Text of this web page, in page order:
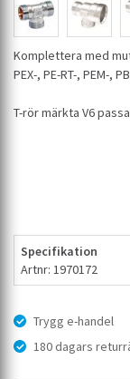
Komplettera med
PEX-, PE-RT-, PEM-,
T-rör märkta V6
Specifikation
Artnr: 1970172
Trygg e-handel
180 dagars